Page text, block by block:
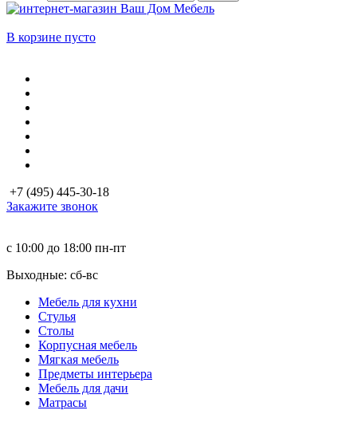
В корзине пусто
+7 (495) 445-30-18
Закажите звонок
с 10:00 до 18:00 пн-пт
Выходные: сб-вc
Мебель для кухни
Стулья
Столы
Корпусная мебель
Мягкая мебель
Предметы интерьера
Мебель для дачи
Матраcы